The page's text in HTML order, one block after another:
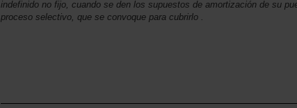
indefinido no fijo, cuando se den los supuestos de amortización de su
proceso selectivo, que se convoque para cubrirlo .